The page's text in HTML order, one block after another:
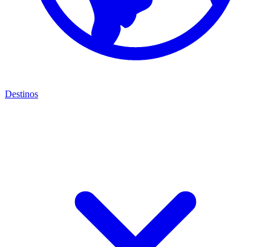
Destinos